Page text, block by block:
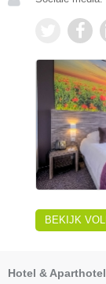
BEKIJK
Hotel &